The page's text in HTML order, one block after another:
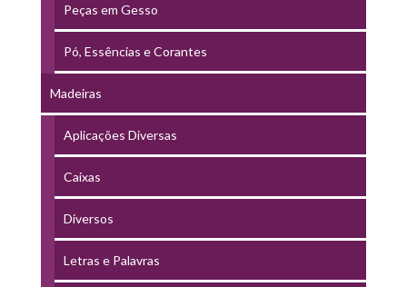
Peças em Gesso
Pó, Essências e Corantes
Madeiras
Aplicações Diversas
Caixas
Diversos
Letras e Palavras